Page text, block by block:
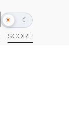
☀ ☾
Alternar
escuro
SCORE